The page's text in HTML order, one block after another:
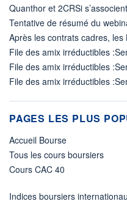
Quanthor et 2CRSi
Tentative de résumé du
Après les contrats cadres,
File des amix irréductibles
File des amix irréductibles
File des amix irréductibles
PAGES LES PLUS
Accueil Bourse
Tous les cours boursiers
Cours CAC 40
Indices boursiers